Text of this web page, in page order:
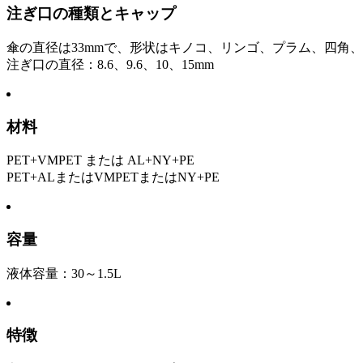
注ぎ口の種類とキャップ
傘の直径は33mmで、形状はキノコ、リンゴ、プラム、四角
注ぎ口の直径：8.6、9.6、10、15mm
材料
PET+VMPET または AL+NY+PE
PET+ALまたはVMPETまたはNY+PE
容量
液体容量：30～1.5L
特徴